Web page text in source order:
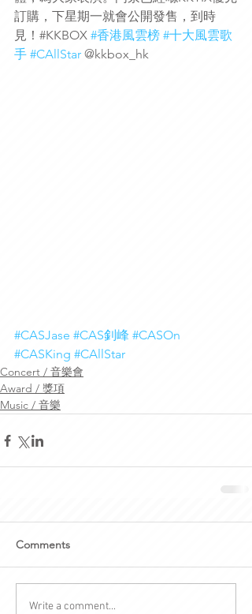
訂購，下星期一就會公開發售，到時
見！#KKBOX #香港風雲榜 #十大風雲歌
手 #CAllStar @kkbox_hk
#CASJase #CAS釗峰 #CASOn
#CASKing #CAllStar
Concert / 音樂會
Award / 獎項
Music / 音樂
Comments
Write a comment...